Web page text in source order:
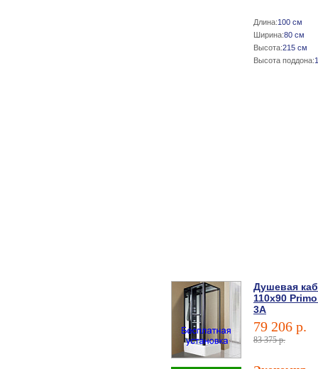
Длина:100 см
Ширина:80 см
Высота:215 см
Высота поддона:
Душевая
110х90
3A
79 206 р.
83 375 р.